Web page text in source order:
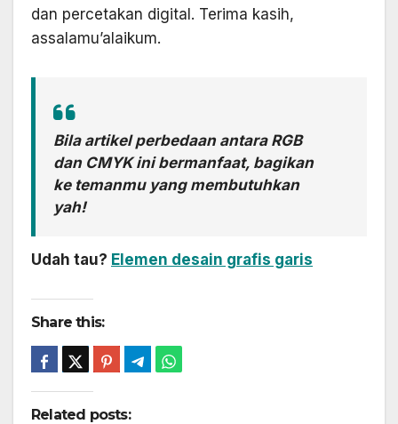
dan percetakan digital. Terima kasih,
assalamu’alaikum.
Bila artikel perbedaan antara RGB
dan CMYK ini bermanfaat, bagikan
ke temanmu yang membutuhkan
yah!
Udah tau? Elemen desain grafis garis
Share this:
Related posts: